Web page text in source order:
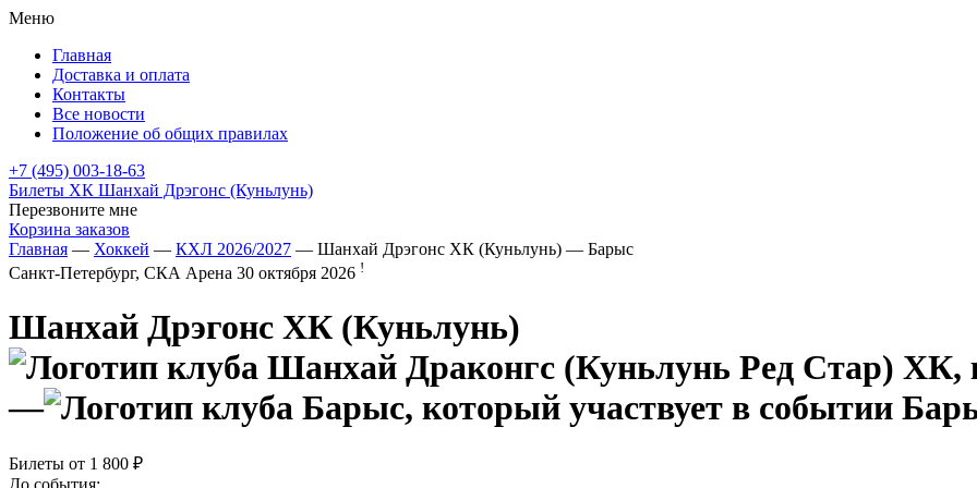
Меню
Главная
Доставка и оплата
Контакты
Все новости
Положение об общих правилах
+7 (495) 003-18-63
Билеты ХК Шанхай Дрэгонс (Куньлунь)
Перезвоните мне
Корзина заказов
Главная — Хоккей — КХЛ 2026/2027 — Шанхай Дрэгонс ХК (Куньлунь) — Барыс
Санкт-Петербург, СКА Арена 30 октября 2026 !
Шанхай Дрэгонс ХК (Куньлунь)
—
Билеты от 1 800 ₽